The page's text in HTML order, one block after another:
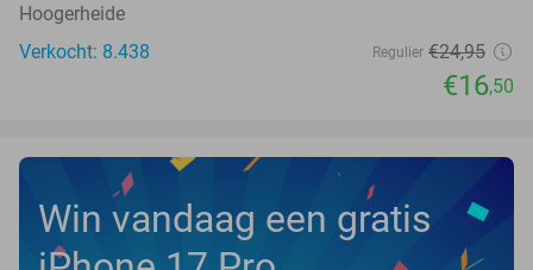
Hoogerheide
Verkocht: 8.438
Regulier €24,95
€16,50
Win vandaag een gratis